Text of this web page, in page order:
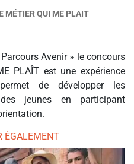
MÉTIER QUI ME PLAIT
Avenir » le concours
PLAÎT est une expérience
de développer les
jeunes en participant
ÉGALEMENT